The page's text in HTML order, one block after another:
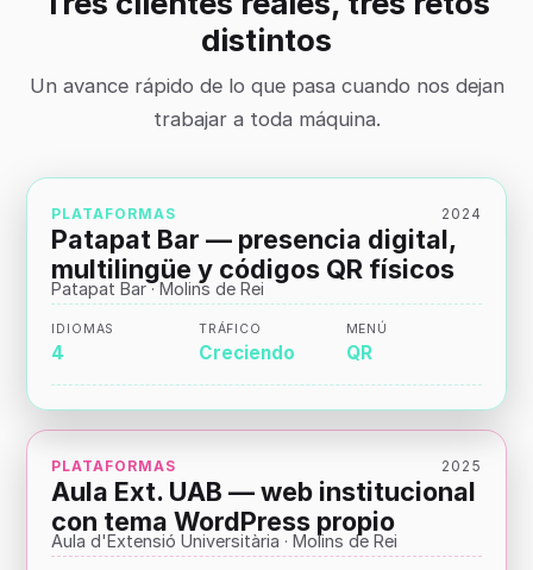
distintos
Un avance rápido de lo que pasa cuando nos dejan
trabajar a toda máquina.
PLATAFORMAS 2024
Patapat Bar — presencia digital,
multilingüe y códigos QR físicos
Patapat Bar · Molins de Rei
IDIOMAS
4
TRÁFICO
Creciendo
MENÚ
QR
PLATAFORMAS 2025
Aula Ext. UAB — web institucional
con tema WordPress propio
Aula d'Extensió Universitària · Molins de Rei